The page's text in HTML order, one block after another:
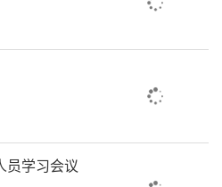
员学习会议